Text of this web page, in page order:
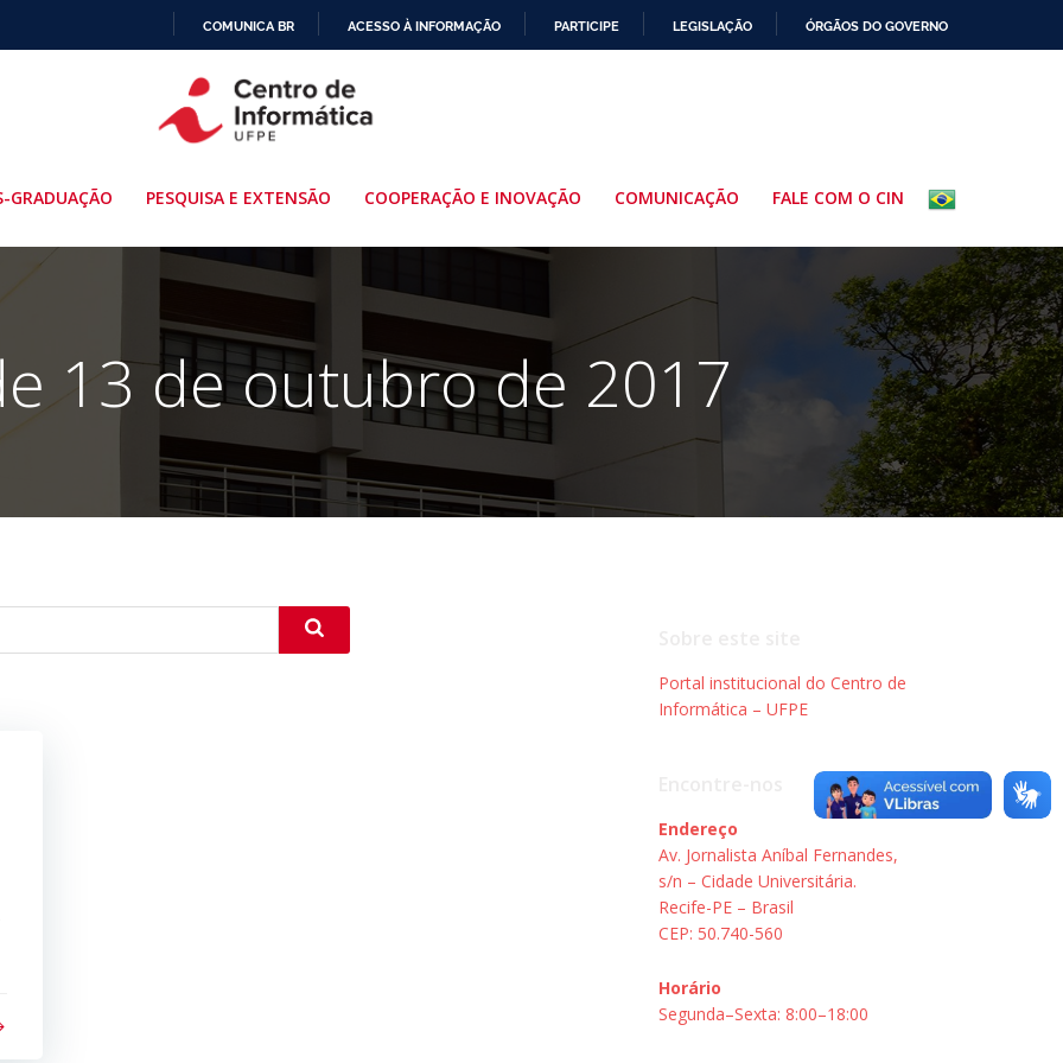
PARA
O
COMUNICA BR ACESSO À INFORMAÇÃO PARTICIPE LEGISLAÇÃO ÓRGÃOS DO GOVERNO
GRADUAÇÃO PESQUISA E EXTENSÃO COOPERAÇÃO E INOVAÇÃO COMUNICAÇÃO FALE COM O CIN
13 de outubro de 2017
Portal institucional do Centro de
Informática – UFPE
Endereço
Av. Jornalista Aníbal Fernandes,
s/n – Cidade Universitária.
Recife-PE – Brasil
CEP: 50.740-560
Horário
Segunda–Sexta: 8:00–18:00